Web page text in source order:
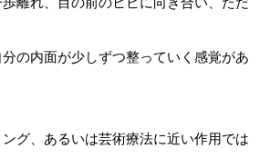
離れ、目の前のヒビに向き合い、ただ
の内面が少しずつ整っていく感覚があ
グ、あるいは芸術療法に近い作用では